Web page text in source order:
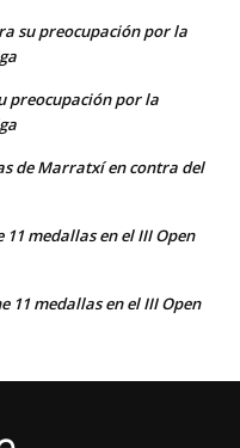
su preocupación por la
preocupación por la
de Marratxí en contra del
medallas en el III Open
11 medallas en el III Open